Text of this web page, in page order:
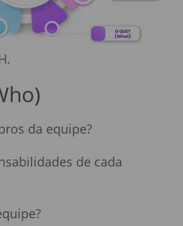
da equipe?
de cada